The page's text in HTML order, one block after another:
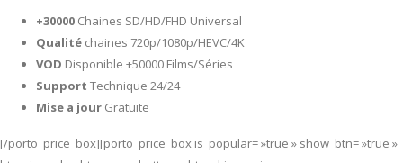
+30000 Chaines SD/HD/FHD Universal
Qualité chaines 720p/1080p/HEVC/4K
VOD Disponible +50000 Films/Séries
Support Technique 24/24
Mise a jour Gratuite
[/porto_price_box][porto_price_box is_popular= »true » show_btn= »true »